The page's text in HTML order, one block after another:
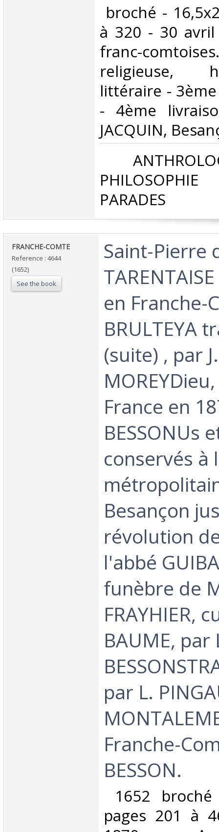
broché -
à 320 - 30
franc-
religieuse,
littéraire -
- 4ème
JACQUIN,
PARADES‎
‎FRANCHE-COMTE‎
Reference : 4644
(1652)
See the book
‎Saint-Pierre
en Franche-
BRULTEYA
(suite) , par J.
France en
BESSONUs
conservés à
Besançon
révolution
l'abbé
funèbre de
FRAYHIER,
BAUME, par
par L.
Franche-
BESSON.‎
1652
pages 201 à